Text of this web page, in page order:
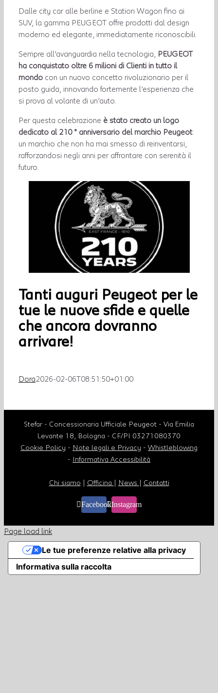
Dalle city car alle berline e Station Wagon fino ai
SUV, la gamma PEUGEOT offre prodotti dal design
moderno ed elegante, immediatamente riconoscibili.
Sempre all’avanguardia nella tecnologia,
PEUGEOT
ha conquistato oltre 6 milioni di Clienti in tutto il
mondo con un nuovo concetto rivoluzionario per il
posto guida, innovando fortemente l’esperienza che
si prova al volante di un’auto.
Per questa celebrazione è stato creato un logo
dedicato al 210 ° anniversario del marchio Peugeot:
un marchio che non ha mai smesso di reinventarsi,
rafforzandosi negli anni per affrontare con serenità il
futuro.
Tanti auguri Peugeot per le
tue le nuove sfide e quelle
che ancora dovranno
arrivare!
Dora2026-02-06T08:51:50+01:00
Stefar - Concessionaria Ufficiale Peugeot - Via Emilia
Levante 18, Bologna - CF/PI 03271080370
Cookie Policy - Note legali e Privacy - Whistleblowing
-
Informativa Accessibilità
Chi siamo Officina News Contatti
FacebookInstagram
Page load link
Informativa sulla raccolta
Le tue preferenze relative alla privacy